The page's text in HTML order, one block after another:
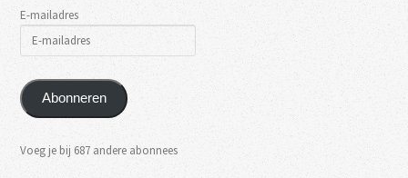
E-mailadres
Abonneren
Voeg je bij 687 andere abonnees